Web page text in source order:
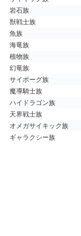
岩石族
獣戦士族
魚族
海竜族
植物族
幻竜族
サイボーグ族
魔導騎士族
ハイドラゴン族
天界戦士族
オメガサイキック族
ギャラクシー族